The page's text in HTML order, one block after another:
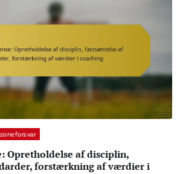
Opretholdelse af disciplin,
forstærkning af værdier i